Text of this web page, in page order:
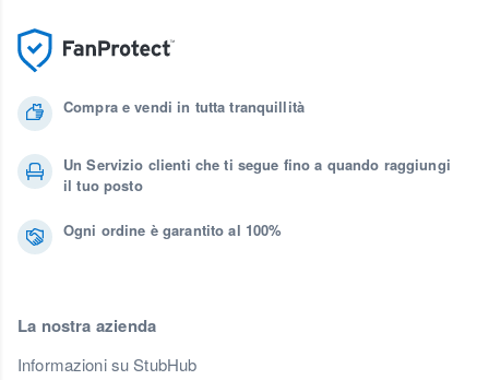
Compra e vendi in tutta tranquillità
Un Servizio clienti che ti segue fino a quando raggiungi
il tuo posto
Ogni ordine è garantito al 100%
La nostra azienda
Informazioni su StubHub